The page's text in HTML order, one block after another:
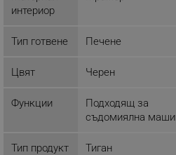
интериор
Тип готвене Печене
Цвят Черен
Функции
Подходящ за
съдомиялна
Тип продукт Тиган
_sgf_session_id
Google Privacy Policy